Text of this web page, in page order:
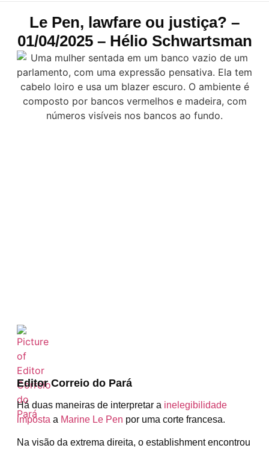
Le Pen, lawfare ou justiça? –
01/04/2025 – Hélio Schwartsman
Editor Correio do Pará
Há duas maneiras de interpretar a inelegibilidade
imposta a Marine Le Pen por uma corte francesa.
Na visão da extrema direita, o establishment encontrou